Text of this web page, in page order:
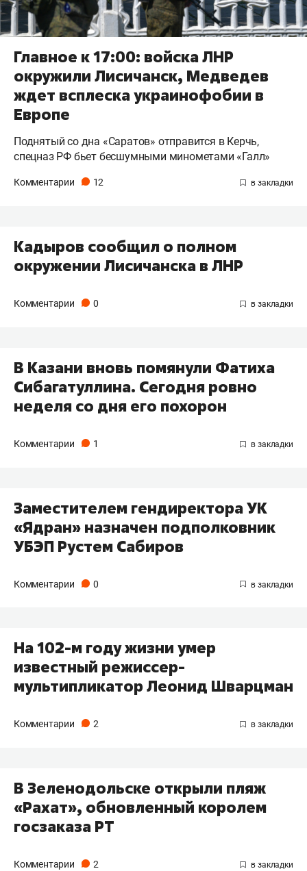
Главное к 17:00: войска ЛНР
окружили Лисичанск, Медведев
ждет всплеска украинофобии в
Европе
Поднятый со дна «Саратов» отправится в Керчь,
спецназ РФ бьет бесшумными минометами «Галл»
Комментарии 12
Кадыров сообщил о полном
окружении Лисичанска в ЛНР
Комментарии 0
В Казани вновь помянули Фатиха
Сибагатуллина. Сегодня ровно
неделя со дня его похорон
Комментарии 1
Заместителем гендиректора УК
«Ядран» назначен подполковник
УБЭП Рустем Сабиров
Комментарии 0
На 102-м году жизни умер
известный режиссер-
мультипликатор Леонид Шварцман
Комментарии 2
В Зеленодольске открыли пляж
«Рахат», обновленный королем
госзаказа РТ
Комментарии 2